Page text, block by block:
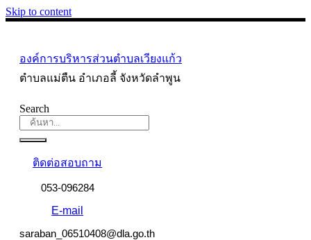
Skip to content
องค์การบริหารส่วนตำบลเวียงแก้ว
ตำบลแม่ตืน อำเภอลี้ จังหวัดลำพูน
Search
ติดต่อสอบถาม
053-096284
E-mail
saraban_06510408@dla.go.th